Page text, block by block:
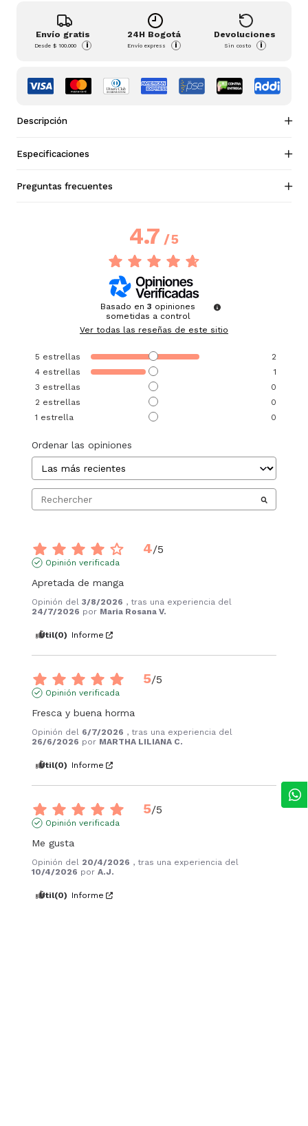
Envío gratis
Desde$ 100.000 i
24H Bogotá
Envío express i
Devoluciones
Sin costo i
Descripción
Especificaciones
Preguntas frecuentes
4.7/5
Basado en 3 opiniones
sometidas a control
Ver todas las reseñas de este sitio
5 estrellas
2
4 estrellas
1
3 estrellas
0
2 estrellas
0
1 estrella 0
Ordenar las opiniones
4/5
Opinión verificada
Apretada de manga
Opinión del 3/8/2026 , tras una experiencia del
24/7/2026 por Maria Rosana V.
Útil(0) Informe
5/5
Opinión verificada
Fresca y buena horma
Opinión del 6/7/2026 , tras una experiencia del
26/6/2026 por MARTHA LILIANA C.
Útil(0) Informe
5/5
Opinión verificada
Me gusta
Opinión del 20/4/2026 , tras una experiencia del
10/4/2026 por A.J.
Útil(0) Informe